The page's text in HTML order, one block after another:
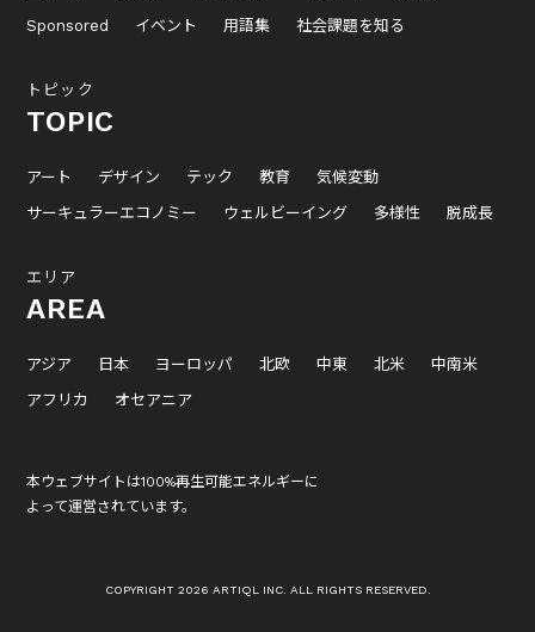
Sponsored
イベント 用語集 社会課題を知る
トピック
TOPIC
アート デザイン テック 教育
気候変動
サーキュラーエコノミー
ウェルビーイング 多様性 脱成長
エリア
AREA
アジア 日本 ヨーロッパ 北欧 中東 北米
中南米
アフリカ
オセアニア
本ウェブサイトは100%再生可能エネルギーに
よって運営されています。
COPYRIGHT 2026 ARTIQL INC. ALL RIGHTS RESERVED.